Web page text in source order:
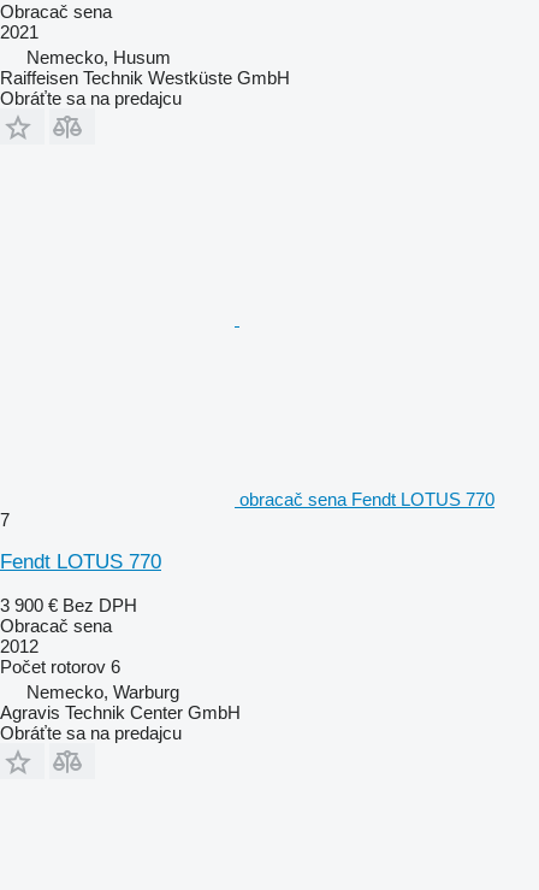
Obracač sena
2021
Nemecko, Husum
Raiffeisen Technik Westküste GmbH
Obráťte sa na predajcu
obracač sena Fendt LOTUS 770
7
Fendt LOTUS 770
3 900 € Bez DPH
Obracač sena
2012
Počet rotorov 6
Nemecko, Warburg
Agravis Technik Center GmbH
Obráťte sa na predajcu